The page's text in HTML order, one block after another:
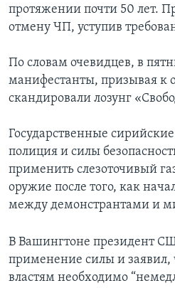
протяжении почти 50 лет.
отмену ЧП, уступив
По словам очевидцев, в
манифестанты, призывая к
скандировали лозунг
Государственные
полиция и силы
применить слезоточивый
оружие после того, как
между демонстрантами и
В Вашингтоне президент
применение силы и заявил,
властям необходимо